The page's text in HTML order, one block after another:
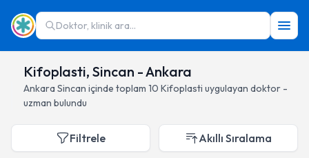
Doktor, klinik ara...
Kifoplasti, Sincan - Ankara
Ankara Sincan içinde toplam 10 Kifoplasti uygulayan doktor -
uzman bulundu
Filtrele Akıllı Sıralama